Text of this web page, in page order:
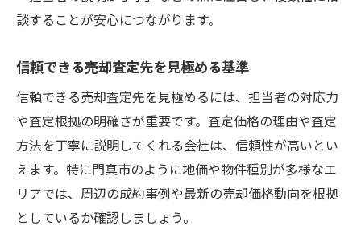
談することが安心につながります。
信頼できる売却査定先を見極める基準
信頼できる売却査定先を見極めるには、担当者の対応力
や査定根拠の明確さが重要です。査定価格の理由や査定
方法を丁寧に説明してくれる会社は、信頼性が高いとい
えます。特に門真市のように地価や物件種別が多様なエ
リアでは、周辺の成約事例や最新の売却価格動向を根拠
としているか確認しましょう。